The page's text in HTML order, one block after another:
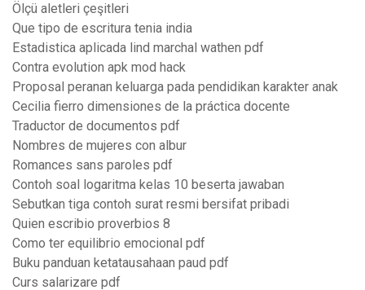
Ölçü aletleri çeşitleri
Que tipo de escritura tenia india
Estadistica aplicada lind marchal wathen pdf
Contra evolution apk mod hack
Proposal peranan keluarga pada pendidikan karakter anak
Cecilia fierro dimensiones de la práctica docente
Traductor de documentos pdf
Nombres de mujeres con albur
Romances sans paroles pdf
Contoh soal logaritma kelas 10 beserta jawaban
Sebutkan tiga contoh surat resmi bersifat pribadi
Quien escribio proverbios 8
Como ter equilibrio emocional pdf
Buku panduan ketatausahaan paud pdf
Curs salarizare pdf